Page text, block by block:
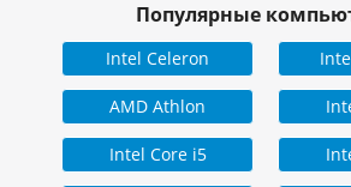
Популярные
Intel Celeron
AMD Athlon
Intel Core i5